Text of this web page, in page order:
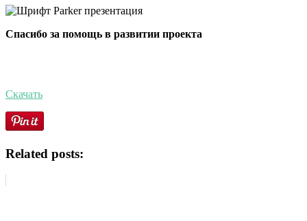
Спасибо за помощь в развитии проекта
Скачать
Related posts: